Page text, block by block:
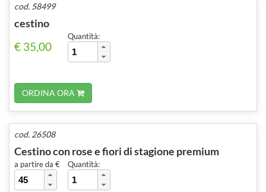
cod. 58499
cestino
€ 35,00
Quantità:
ORDINA ORA
cod. 26508
Cestino con rose e fiori di stagione premium
a partire da € Quantità: